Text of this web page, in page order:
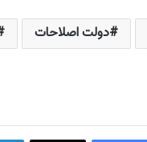
دولت اصلاحات